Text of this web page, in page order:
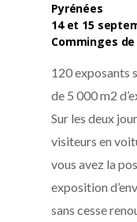
Pyrénées
14 et 15
Comminges
120 exposants
de 5 000 m2
Sur les deux
visiteurs en
vous avez la
exposition
sans cesse